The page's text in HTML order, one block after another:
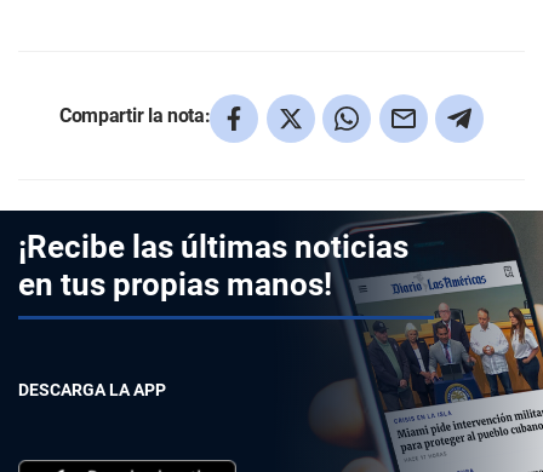
Compartir la nota:
¡Recibe las últimas noticias
en tus propias manos!
DESCARGA LA APP